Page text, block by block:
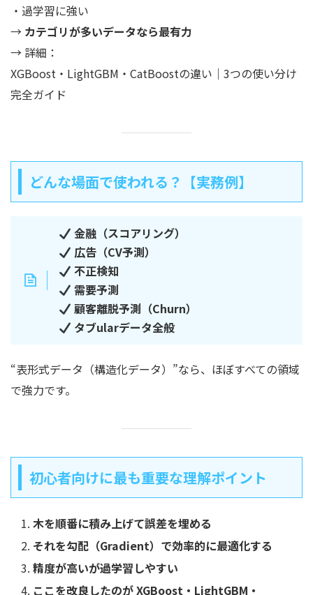
・過学習に強い
→ カテゴリが多いデータなら最有力
→ 詳細：
XGBoost・LightGBM・CatBoostの違い｜3つの使い分け
完全ガイド
どんな場面で使われる？【実務例】
金融（スコアリング）
広告（CV予測）
不正検知
需要予測
顧客離脱予測（Churn）
タブularデータ全般
“表形式データ（構造化データ）”なら、ほぼすべての領域
で強力です。
初心者向けに最も重要な理解ポイント
木を順番に積み上げて誤差を埋める
それを勾配（Gradient）で効率的に最適化する
精度が高いが過学習しやすい
ここを改良したのが XGBoost・LightGBM・